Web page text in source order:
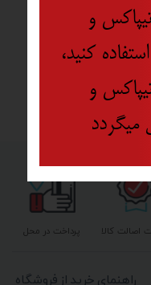
پرداخت در محل اصالت کالا
راهنمای خرید از فروشگاه
و
کنید،
و